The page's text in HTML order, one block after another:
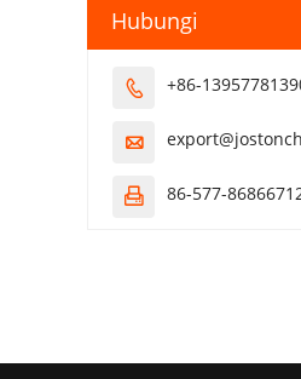
Hubungi
 +86-

 86-577-